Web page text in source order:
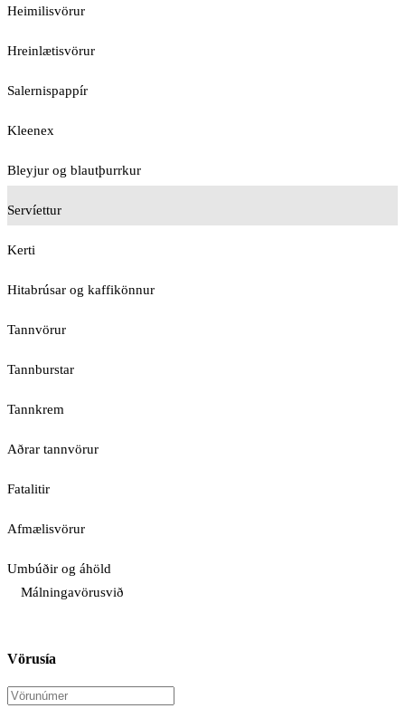
Heimilisvörur
Hreinlætisvörur
Salernispappír
Kleenex
Bleyjur og blautþurrkur
Servíettur
Kerti
Hitabrúsar og kaffikönnur
Tannvörur
Tannburstar
Tannkrem
Aðrar tannvörur
Fatalitir
Afmælisvörur
Umbúðir og áhöld
Málningavörusvið
Vörusía